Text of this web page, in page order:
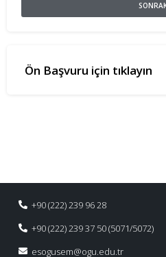
Ön Başvuru için tıklayın
+90 (222) 239 96 28
+90 (222) 239 37 50 (5071/5072)
esogusem@ogu.edu.tr